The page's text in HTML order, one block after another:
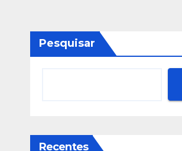
Pesquisar
Recentes